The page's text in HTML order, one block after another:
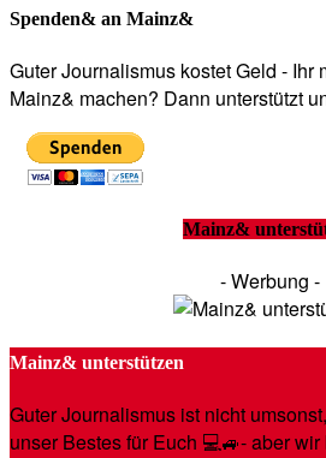
Spenden& an Mainz&
Guter Journalismus kostet Geld - Ihr
Mainz& machen? Dann unterstützt
Mainz&
- Werbung -
Mainz& unterstützen
Guter Journalismus ist nicht
unser Bestes für Euch 💻🚙- aber